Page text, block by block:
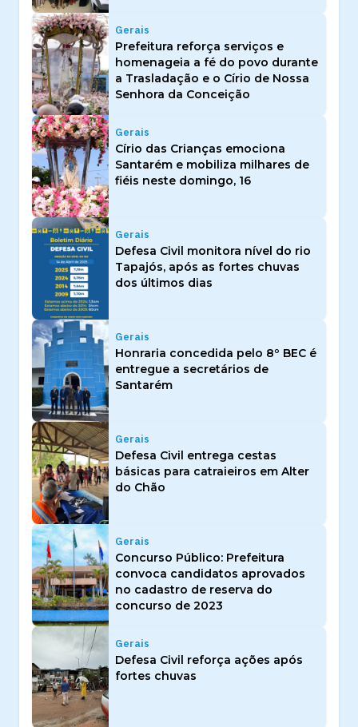
Gerais
Prefeitura reforça serviços e
homenageia a fé do povo durante
a Trasladação e o Círio de Nossa
Senhora da Conceição
Gerais
Círio das Crianças emociona
Santarém e mobiliza milhares de
fiéis neste domingo, 16
Gerais
Defesa Civil monitora nível do rio
Tapajós, após as fortes chuvas
dos últimos dias
Gerais
Honraria concedida pelo 8º BEC é
entregue a secretários de
Santarém
Gerais
Defesa Civil entrega cestas
básicas para catraieiros em Alter
do Chão
Gerais
Concurso Público: Prefeitura
convoca candidatos aprovados
no cadastro de reserva do
concurso de 2023
Gerais
Defesa Civil reforça ações após
fortes chuvas